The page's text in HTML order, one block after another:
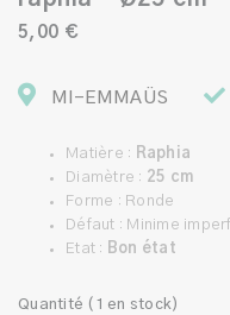
5,00 €
MI-EMMAÜS
Matière :
Raphia
Diamètre : 25 cm
Forme : Ronde
Défaut : Minime
Etat :
Bon état
Quantité (1 en stock)